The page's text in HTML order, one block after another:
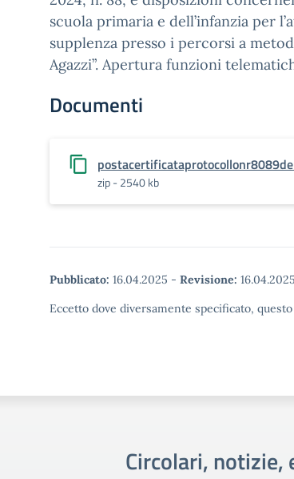
scuola primaria e dell’infanzia per
supplenza presso i percorsi a
Agazzi”. Apertura funzioni
Documenti
zip - 2540 kb
Pubblicato: 16.04.2025 - Revisione: 16.04.2025
Eccetto dove diversamente specificato,
Circolari,